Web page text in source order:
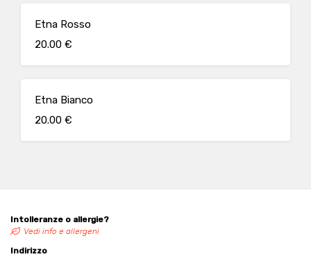
Etna Rosso
20.00 €
Etna Bianco
20.00 €
Intolleranze o allergie?
Vedi info e allergeni
Indirizzo